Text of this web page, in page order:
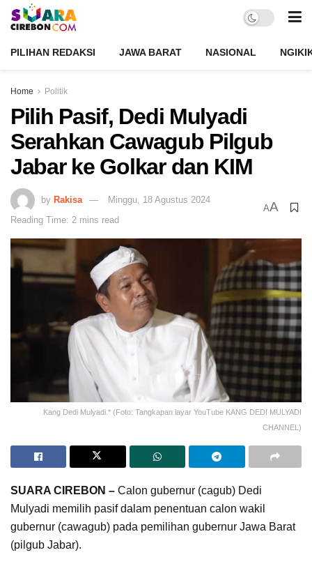
PILIHAN REDAKSI JAWA BARAT NASIONAL
Home Politik
Pilih Pasif, Dedi Mulyadi
Serahkan Cawagub Pilgub
Jabar ke Golkar dan KIM
by Rakisa
Minggu, 18 Agustus 2024
Reading Time: 2 mins read
AA
Kang Dedi Mulyadi.* (Foto: Tangkapan layar YouTube KANG DEDI MULYADI
CHANNEL)
SUARA CIREBON – Calon gubernur (cagub) Dedi
Mulyadi memilih pasif dalam penentuan calon wakil
gubernur (cawagub) pada pemilihan gubernur Jawa Barat
(pilgub Jabar).